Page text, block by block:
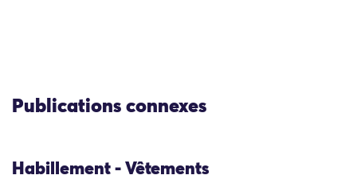
Publications connexes
Habillement - Vêtements